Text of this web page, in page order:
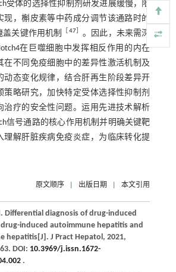
受体的选择性抑制剂研发进展缓慢，限
现，槲皮素等中药成分调节该通路时的
盖关键作用机制
47］ 。因此，未来需深
在巨噬细胞中发挥相反作用的内在
在不同免疫细胞中的差异性激活机制及
动态变化规律，结合肝再生阶段差异开
策略研究，加快特定受体选择性抑制剂
治疗的安全性问题。运用先进技术解析
信号通路的核心作用机制并明确关键靶
理解肝脏疾病免疫炎症，为临床转化提
原文顺序 出版日期 本文引用
. Differential diagnosis of drug-induced
induced autoimmune hepatitis and
hepatitis[J]. J Pract Hepatol, 2021,
DOI: 10.3969/j.issn.1672-
.